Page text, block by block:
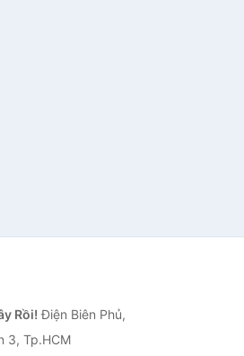
Rồi! Điện Biên Phủ,
3, Tp.HCM